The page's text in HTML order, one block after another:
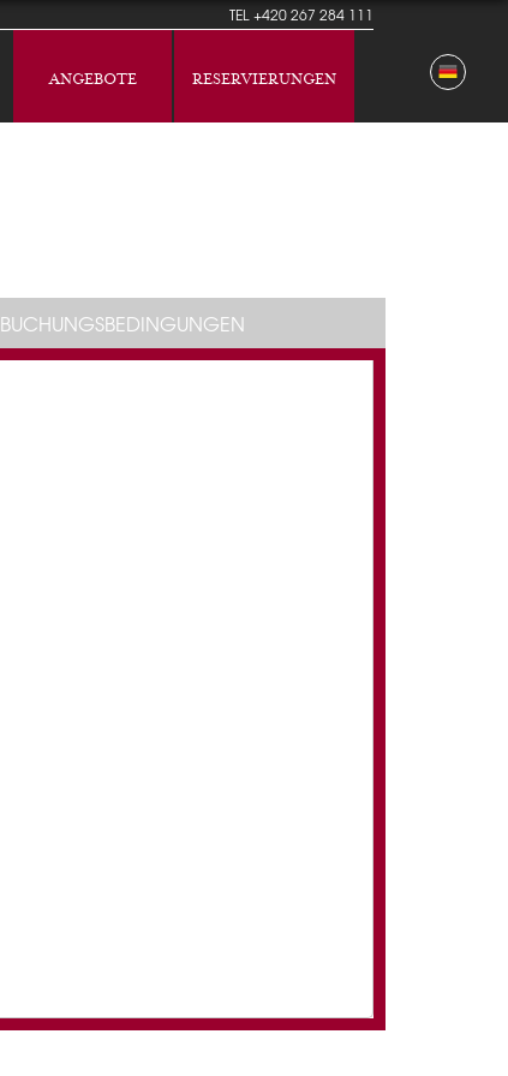
TEL+420 267 284 111
ANGEBOTE RESERVIERUNGEN
BUCHUNGSBEDINGUNGEN